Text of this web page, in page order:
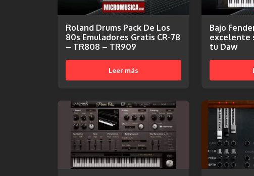
Roland Drums Pack De Los
80s Emuladores Gratis CR-78
– TR808 – TR909
Leer más
Bajo
excelente
tu Daw